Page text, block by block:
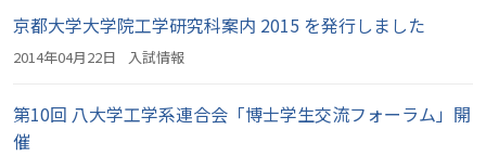
京都大学大学院工学研究科案内 2015 を発行しました
2014年04月22日 入試情報
第10回 八大学工学系連合会「博士学生交流フォーラム」開
催